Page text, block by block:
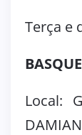
Terça e
Local: